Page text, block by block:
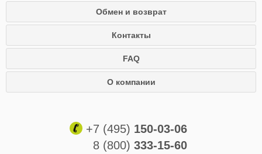
Обмен и возврат
Контакты
FAQ
О компании
+7 (495) 150-03-06
8 (800) 333-15-60